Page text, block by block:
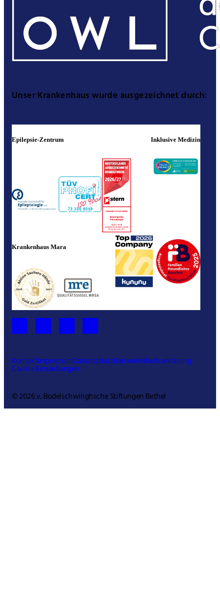
Unser Krankenhaus wurde ausgezeichnet durch:
Epilepsie-Zentrum Inklusive Medizin
Krankenhaus Mara
KontaktImpressumDatenschutzBarrierefeiheitserklärung
Cookie Einstellungen
© 2026 v. Bodelschwinghsche Stiftungen Bethel